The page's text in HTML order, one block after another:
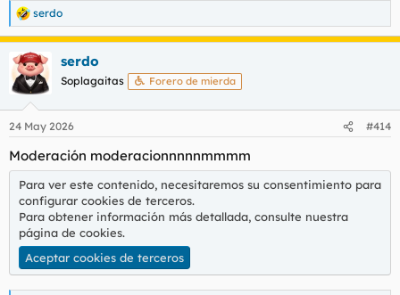
R
e
a
c
c
i
e
:
serdo
serdo
Soplagaitas Forero de mierda
24 May 2026 #414
Moderación moderacionnnnnmmmm
Para ver este contenido, necesitaremos su consentimiento para
configurar cookies de terceros.
Para obtener información más detallada, consulte nuestra
página de cookies.
Aceptar cookies de terceros